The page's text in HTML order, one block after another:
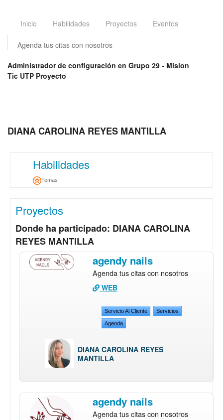
Inicio Habilidades Proyectos Eventos
Agenda tus citas con nosotros
Administrador de configuración en Grupo 29 - Mision
Tic UTP Proyecto
DIANA CAROLINA REYES MANTILLA
Habilidades
Temas
Proyectos
Donde ha participado: DIANA CAROLINA
REYES MANTILLA
agendy nails
Agenda tus citas con nosotros
WEB
Servicio Al Cliente Servicios
Agenda
DIANA CAROLINA REYES
MANTILLA
agendy nails
Agenda tus citas con nosotros